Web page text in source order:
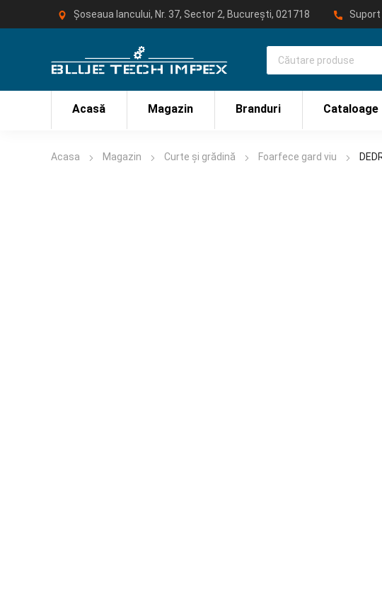
Șoseaua Iancului, Nr. 37, Sector 2, București, 021718
Acasă Magazin Branduri Cataloage
Acasa Magazin Curte și grădină Foarfece gard viu